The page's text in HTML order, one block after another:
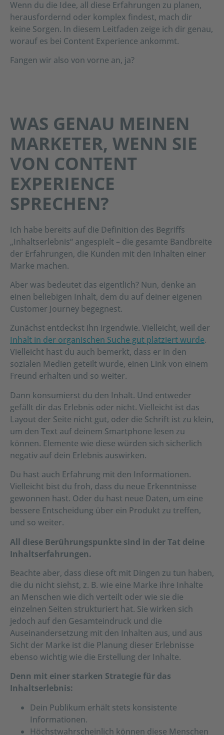
Wenn du die Idee, all diese Erfahrungen zu planen,
herausfordernd oder komplex findest, mach dir
keine Sorgen. In diesem Leitfaden zeige ich dir genau,
worauf es bei Content Experience ankommt.
Fangen wir also von vorne an, ja?
WAS GENAU MEINEN
MARKETER, WENN SIE
VON CONTENT
EXPERIENCE
SPRECHEN?
Ich habe bereits auf die Definition des Begriffs
„Inhaltserlebnis“ angespielt – die gesamte Bandbreite
der Erfahrungen, die Kunden mit den Inhalten einer
Marke machen.
Aber was bedeutet das eigentlich? Nun, denke an
einen beliebigen Inhalt, dem du auf deiner eigenen
Customer Journey begegnest.
Zunächst entdeckst ihn irgendwie. Vielleicht, weil der
Inhalt in der organischen Suche gut platziert wurde.
Vielleicht hast du auch bemerkt, dass er in den
sozialen Medien geteilt wurde, einen Link von einem
Freund erhalten und so weiter.
Dann konsumierst du den Inhalt. Und entweder
gefällt dir das Erlebnis oder nicht. Vielleicht ist das
Layout der Seite nicht gut, oder die Schrift ist zu klein,
um den Text auf deinem Smartphone lesen zu
können. Elemente wie diese würden sich sicherlich
negativ auf dein Erlebnis auswirken.
Du hast auch Erfahrung mit den Informationen.
Vielleicht bist du froh, dass du neue Erkenntnisse
gewonnen hast. Oder du hast neue Daten, um eine
bessere Entscheidung über ein Produkt zu treffen,
und so weiter.
All diese Berührungspunkte sind in der Tat deine
Inhaltserfahrungen.
Beachte aber, dass diese oft mit Dingen zu tun haben,
die du nicht siehst, z. B. wie eine Marke ihre Inhalte
an Menschen wie dich verteilt oder wie sie die
einzelnen Seiten strukturiert hat. Sie wirken sich
jedoch auf den Gesamteindruck und die
Auseinandersetzung mit den Inhalten aus, und aus
Sicht der Marke ist die Planung dieser Erlebnisse
ebenso wichtig wie die Erstellung der Inhalte.
Denn mit einer starken Strategie für das
Inhaltserlebnis:
Dein Publikum erhält stets konsistente
Informationen.
Höchstwahrscheinlich können diese Menschen